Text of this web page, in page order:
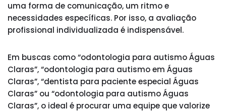
uma forma de comunicação, um ritmo e
necessidades específicas. Por isso, a avaliação
profissional individualizada é indispensável.
Em buscas como “odontologia para autismo Águas
Claras”, “odontologia para autismo em Águas
Claras”, “dentista para paciente especial Águas
Claras” ou “odontologia para autismo Águas
Claras”, o ideal é procurar uma equipe que valorize